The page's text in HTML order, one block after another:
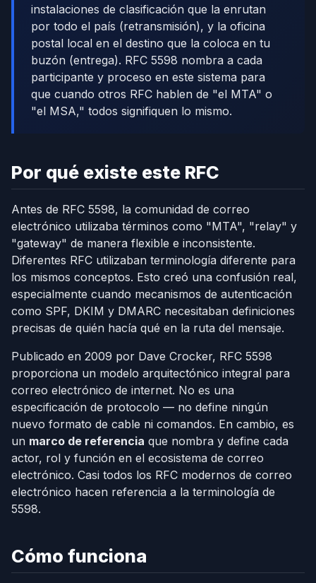
instalaciones de clasificación que la enrutan
por todo el país (retransmisión), y la oficina
postal local en el destino que la coloca en tu
buzón (entrega). RFC 5598 nombra a cada
participante y proceso en este sistema para
que cuando otros RFC hablen de "el MTA" o
"el MSA," todos signifiquen lo mismo.
Por qué existe este RFC
Antes de RFC 5598, la comunidad de correo
electrónico utilizaba términos como "MTA", "relay" y
"gateway" de manera flexible e inconsistente.
Diferentes RFC utilizaban terminología diferente para
los mismos conceptos. Esto creó una confusión real,
especialmente cuando mecanismos de autenticación
como SPF, DKIM y DMARC necesitaban definiciones
precisas de quién hacía qué en la ruta del mensaje.
Publicado en 2009 por Dave Crocker, RFC 5598
proporciona un modelo arquitectónico integral para
correo electrónico de internet. No es una
especificación de protocolo — no define ningún
nuevo formato de cable ni comandos. En cambio, es
un marco de referencia que nombra y define cada
actor, rol y función en el ecosistema de correo
electrónico. Casi todos los RFC modernos de correo
electrónico hacen referencia a la terminología de
5598.
Cómo funciona